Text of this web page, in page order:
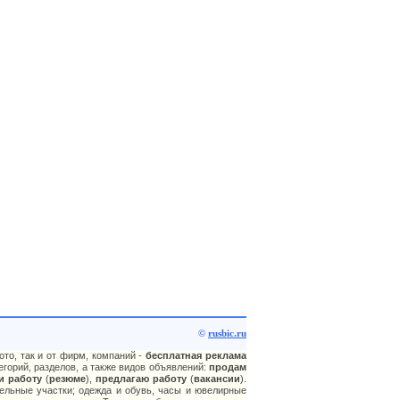
© rusbic.ru
так и от фирм, компаний -бесплатная реклама
разделов, а также видов объявлений: продам
работу (резюме), предлагаю работу (вакансии).
участки; одежда и обувь, часы и ювелирные